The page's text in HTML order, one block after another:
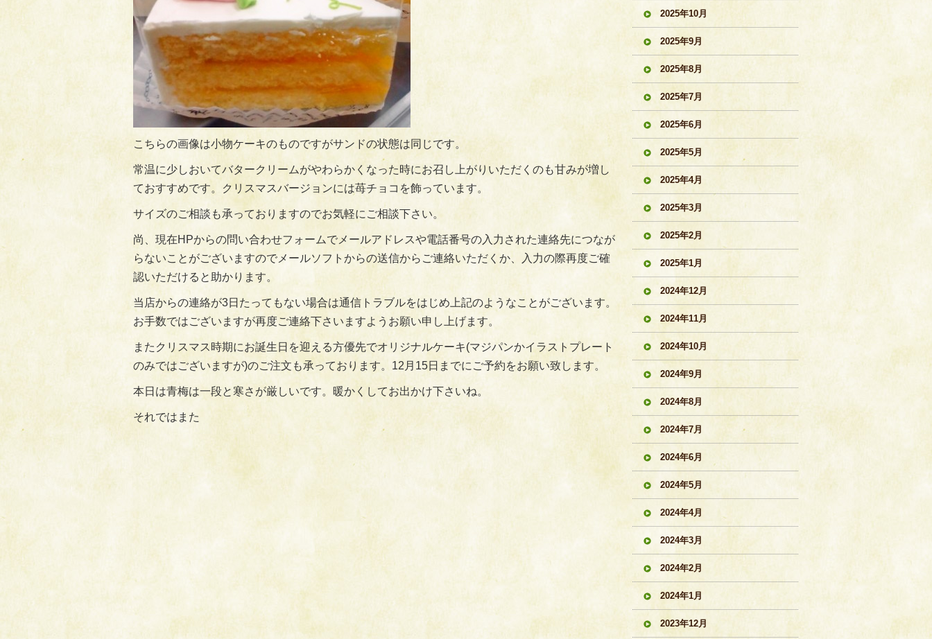
こちらの画像は小物ケーキのものですがサンドの状態は同じです。
常温に少しおいてバタークリームがやわらかくなった時にお召し上がりいただくのも甘みが増し
ておすすめです。クリスマスバージョンには苺チョコを飾っています。
サイズのご相談も承っておりますのでお気軽にご相談下さい。
尚、現在HPからの問い合わせフォームでメールアドレスや電話番号の入力された連絡先につなが
らないことがございますのでメールソフトからの送信からご連絡いただくか、入力の際再度ご確
認いただけると助かります。
当店からの連絡が3日たってもない場合は通信トラブルをはじめ上記のようなことがございます。
お手数ではございますが再度ご連絡下さいますようお願い申し上げます。
またクリスマス時期にお誕生日を迎える方優先でオリジナルケーキ(マジパンかイラストプレート
のみではございますが)のご注文も承っております。12月15日までにご予約をお願い致します。
本日は青梅は一段と寒さが厳しいです。暖かくしてお出かけ下さいね。
それではまた
2025年10月
2025年9月
2025年8月
2025年7月
2025年6月
2025年5月
2025年4月
2025年3月
2025年2月
2025年1月
2024年12月
2024年11月
2024年10月
2024年9月
2024年8月
2024年7月
2024年6月
2024年5月
2024年4月
2024年3月
2024年2月
2024年1月
2023年12月